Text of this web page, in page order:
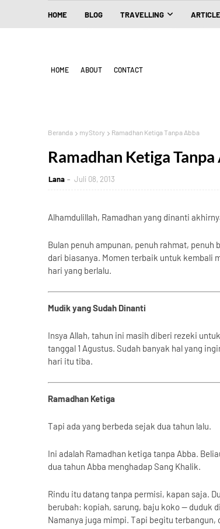
HOME BLOG TRAVELLING
HOME ABOUT CONTACT
Beranda myStory Ramadhan Ketiga Tanpa Abba
Ramadhan Ketiga Tanpa
Lana Juli 08, 2013
Alhamdulillah, Ramadhan yang dinanti
Bulan penuh ampunan, penuh rahmat,
dari biasanya. Momen terbaik untuk kembali
hari yang berlalu.
Mudik yang Sudah Dinanti
Insya Allah, tahun ini masih diberi rezeki
tanggal 1 Agustus. Sudah banyak hal yang
hari itu tiba.
Ramadhan Ketiga
Tapi ada yang berbeda sejak dua tahun lalu.
Ini adalah Ramadhan ketiga tanpa Abba.
dua tahun Abba menghadap Sang Khalik.
Rindu itu datang tanpa permisi, kapan saja.
berubah: kopiah, sarung, baju koko — duduk
Namanya juga mimpi. Tapi begitu